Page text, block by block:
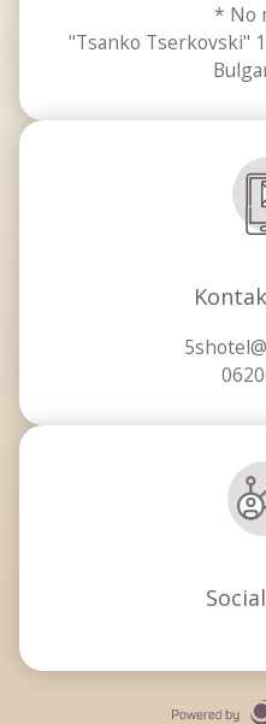
EL
* No
"Tsanko Tserkovski"